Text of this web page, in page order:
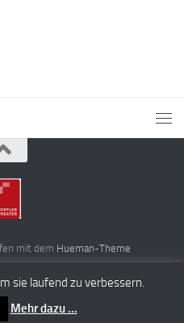
mit dem Hueman-Theme
sie laufend zu verbessern.
Mehr dazu ...